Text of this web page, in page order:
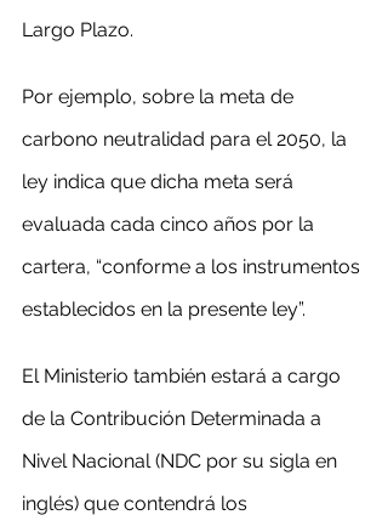
Largo Plazo.
Por ejemplo, sobre la meta de
carbono neutralidad para el 2050, la
ley indica que dicha meta será
evaluada cada cinco años por la
cartera, “conforme a los instrumentos
establecidos en la presente ley”.
El Ministerio también estará a cargo
de la Contribución Determinada a
Nivel Nacional (NDC por su sigla en
inglés) que contendrá los